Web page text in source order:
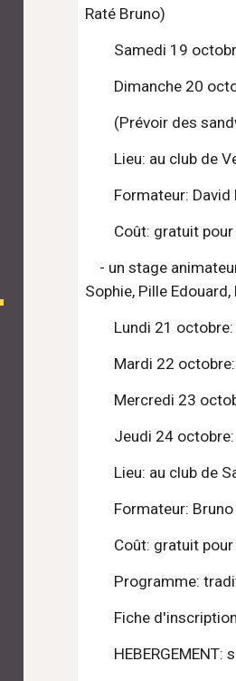
Raté Bruno)
Samedi
Dimanche
(Prévoir des
Lieu: au
Formateur:
Coût:
Sophie, Pille
Lundi 21
Mardi 22
Mercredi 23
Jeudi 24
Lieu: au
Formateur:
Coût:
Programme:
Fiche